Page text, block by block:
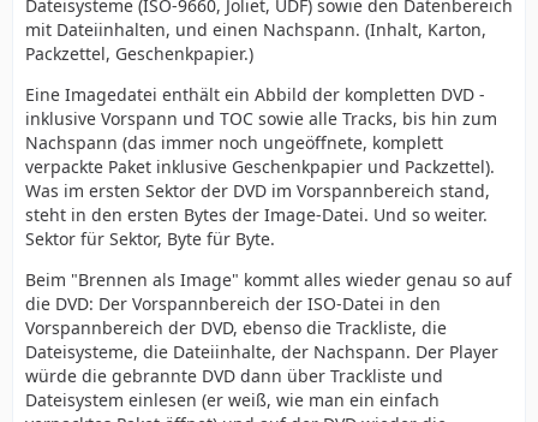
Dateisysteme (ISO-9660, Joliet, UDF) sowie den Datenbereich
mit Dateiinhalten, und einen Nachspann. (Inhalt, Karton,
Packzettel, Geschenkpapier.)
Eine Imagedatei enthält ein Abbild der kompletten DVD -
inklusive Vorspann und TOC sowie alle Tracks, bis hin zum
Nachspann (das immer noch ungeöffnete, komplett
verpackte Paket inklusive Geschenkpapier und Packzettel).
Was im ersten Sektor der DVD im Vorspannbereich stand,
steht in den ersten Bytes der Image-Datei. Und so weiter.
Sektor für Sektor, Byte für Byte.
Beim "Brennen als Image" kommt alles wieder genau so auf
die DVD: Der Vorspannbereich der ISO-Datei in den
Vorspannbereich der DVD, ebenso die Trackliste, die
Dateisysteme, die Dateiinhalte, der Nachspann. Der Player
würde die gebrannte DVD dann über Trackliste und
Dateisystem einlesen (er weiß, wie man ein einfach